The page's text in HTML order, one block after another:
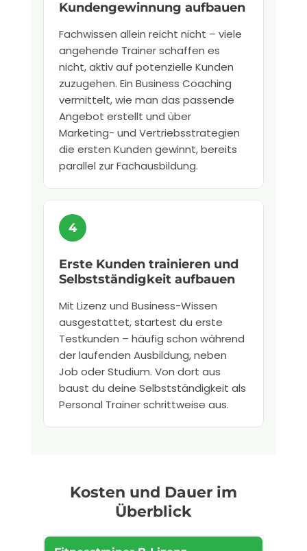
Kundengewinnung aufbauen
Fachwissen allein reicht nicht – viele
angehende Trainer schaffen es
nicht, aktiv auf potenzielle Kunden
zuzugehen. Ein Business Coaching
vermittelt, wie man das passende
Angebot erstellt und über
Marketing- und Vertriebsstrategien
die ersten Kunden gewinnt, bereits
parallel zur Fachausbildung.
Erste Kunden trainieren und
Selbstständigkeit aufbauen
Mit Lizenz und Business-Wissen
ausgestattet, startest du erste
Testkunden – häufig schon während
der laufenden Ausbildung, neben
Job oder Studium. Von dort aus
baust du deine Selbstständigkeit als
Personal Trainer schrittweise aus.
Kosten und Dauer im
Überblick